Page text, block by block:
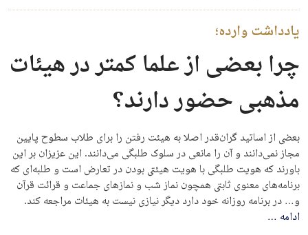
یادداشت وارده؛
چرا بعضی از علما کمتر در هیئات
مذهبی حضور دارند؟
بعضی از اساتید گران‌قدر اصلا به هیئت رفتن را برای طلاب سطوح پایین
مجاز نمی‌دانند و آن را مانعی در سلوک طلبگی می‌دانند. این عزیزان بر این
باورند که هویت طلبگی با هویت هیئتی بودن در تعارض است و طلبه‌ای که
برنامه‌های معنوی ثابتی همچون نماز شب و نمازهای جماعت و قرائت قرآن
و… در برنامه روزانه خود دارد دیگر نیازی نیست به هیئات مراجعه کند.
ادامه …